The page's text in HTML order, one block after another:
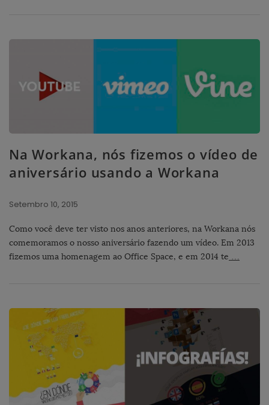
Na Workana, nós fizemos o vídeo de
aniversário usando a Workana
Setembro 10, 2015
Como você deve ter visto nos anos anteriores, na Workana nós
comemoramos o nosso aniversário fazendo um vídeo. Em 2013
fizemos uma homenagem ao Office Space, e em 2014 te …